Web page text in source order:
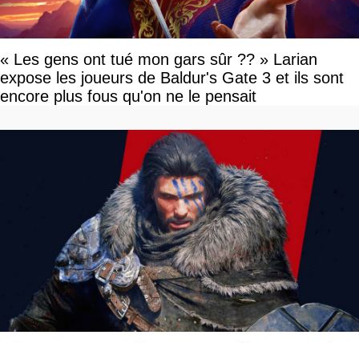
« Les gens ont tué mon gars sûr ?? » Larian
expose les joueurs de Baldur's Gate 3 et ils sont
encore plus fous qu'on ne le pensait